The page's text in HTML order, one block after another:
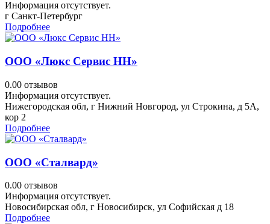
Информация отсутствует.
г Санкт-Петербург
Подробнее
ООО «Люкс Сервис НН»
0.00 отзывов
Информация отсутствует.
Нижегородская обл, г Нижний Новгород, ул Строкина, д 5А,
кор 2
Подробнее
ООО «Сталвард»
0.00 отзывов
Информация отсутствует.
Новосибирская обл, г Новосибирск, ул Софийская д 18
Подробнее